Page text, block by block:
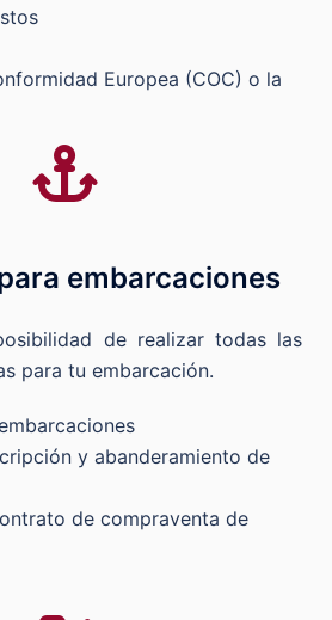
Europea (COC) o la
embarcaciones
de realizar todas las
para tu embarcación.
y abanderamiento de
de compraventa de